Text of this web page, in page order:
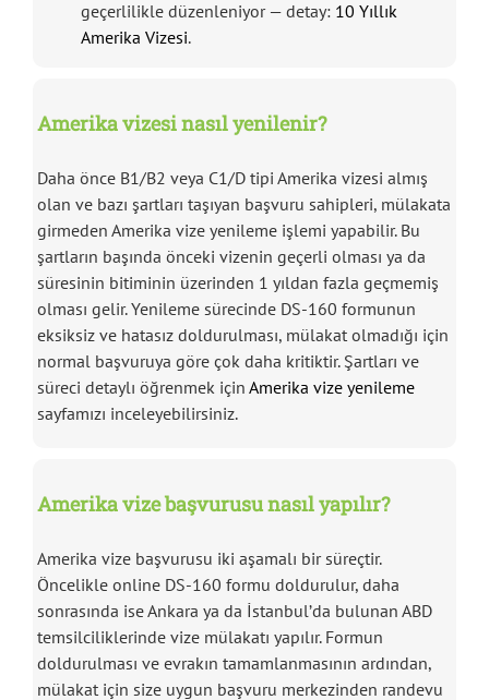
geçerlilikle düzenleniyor — detay: 10 Yıllık
Amerika Vizesi.
Amerika vizesi nasıl yenilenir?
Daha önce B1/B2 veya C1/D tipi Amerika vizesi almış
olan ve bazı şartları taşıyan başvuru sahipleri, mülakata
girmeden Amerika vize yenileme işlemi yapabilir. Bu
şartların başında önceki vizenin geçerli olması ya da
süresinin bitiminin üzerinden 1 yıldan fazla geçmemiş
olması gelir. Yenileme sürecinde DS-160 formunun
eksiksiz ve hatasız doldurulması, mülakat olmadığı için
normal başvuruya göre çok daha kritiktir. Şartları ve
süreci detaylı öğrenmek için Amerika vize yenileme
sayfamızı inceleyebilirsiniz.
Amerika vize başvurusu nasıl yapılır?
Amerika vize başvurusu iki aşamalı bir süreçtir.
Öncelikle online DS-160 formu doldurulur, daha
sonrasında ise Ankara ya da İstanbul’da bulunan ABD
temsilciliklerinde vize mülakatı yapılır. Formun
doldurulması ve evrakın tamamlanmasının ardından,
mülakat için size uygun başvuru merkezinden randevu